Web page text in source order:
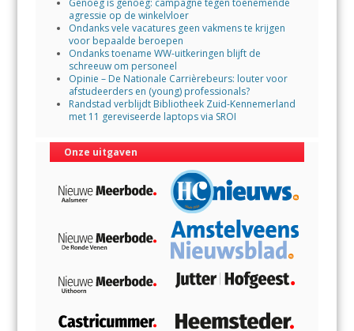
Genoeg is genoeg: campagne tegen toenemende
agressie op de winkelvloer
Ondanks vele vacatures geen vakmens te krijgen
voor bepaalde beroepen
Ondanks toename WW-uitkeringen blijft de
schreeuw om personeel
Opinie – De Nationale Carrièrebeurs: louter voor
afstudeerders en (young) professionals?
Randstad verblijdt Bibliotheek Zuid-Kennemerland
met 11 gereviseerde laptops via SROI
Onze uitgaven